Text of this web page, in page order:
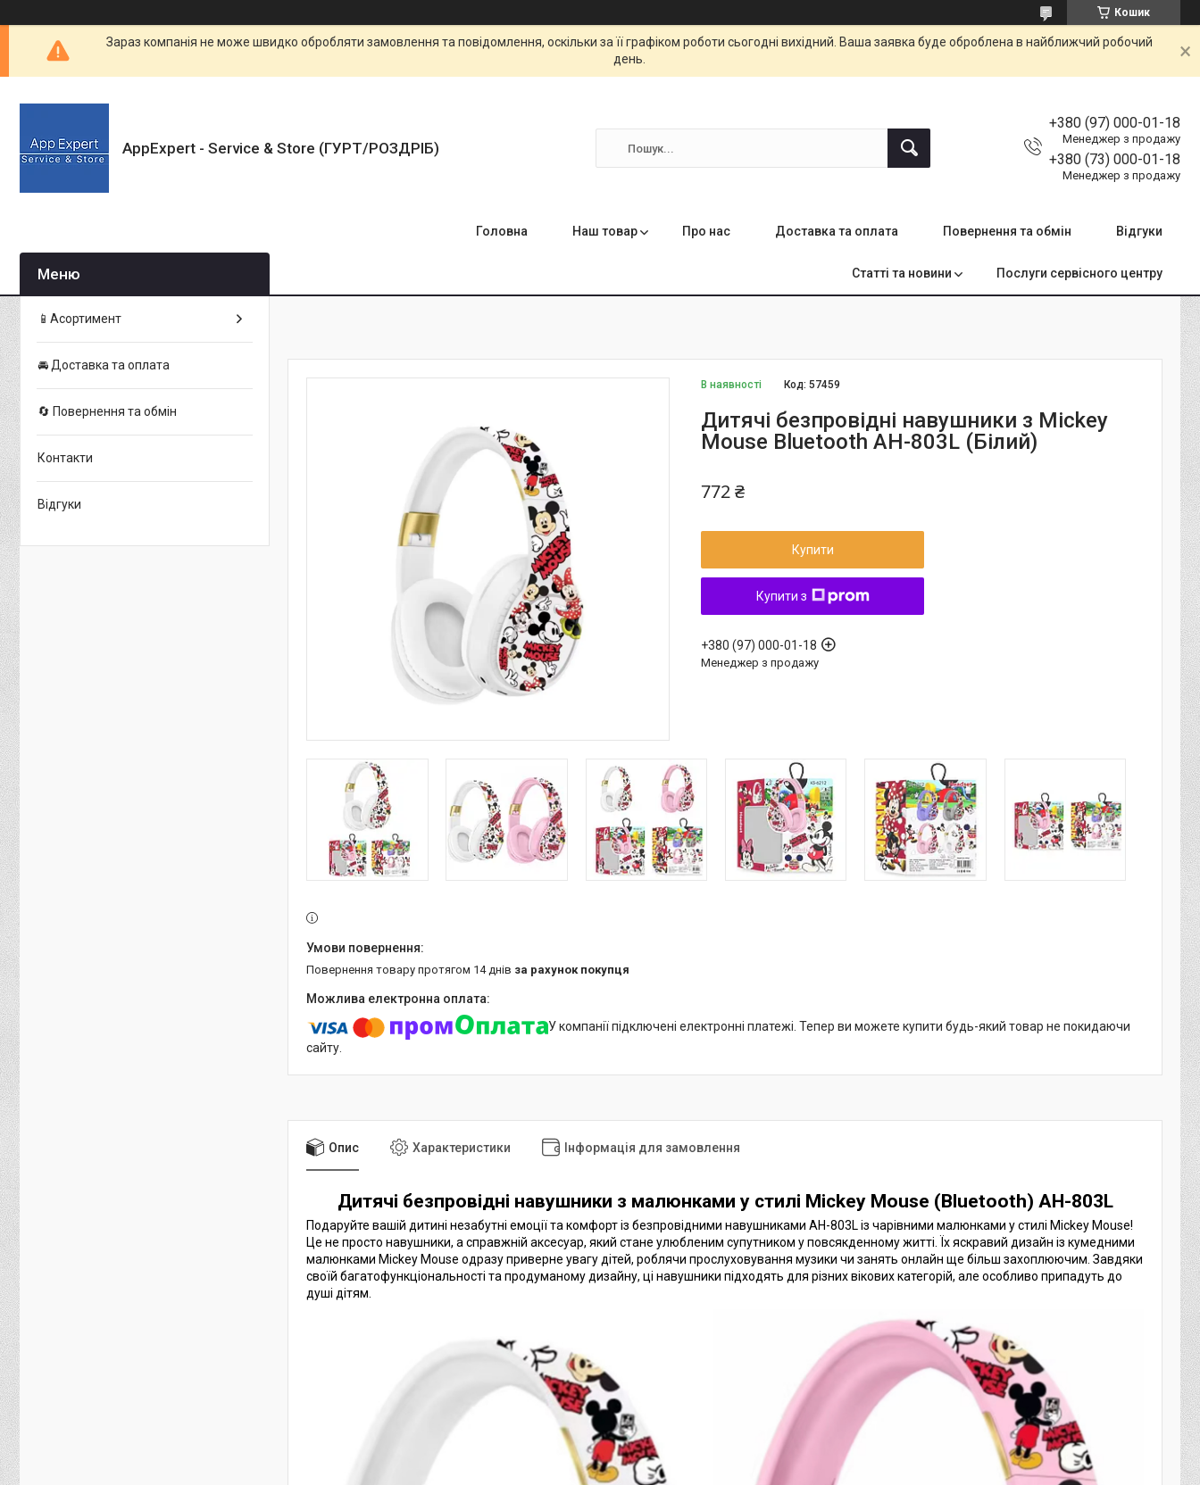
Кошик
Зараз компанія не може швидко обробляти замовлення та повідомлення, оскільки за її графіком роботи сьогодні вихідний. Ваша заявка буде оброблена в найближчий робочий
день.
AppExpert - Service & Store (ГУРТ/РОЗДРІБ)
+380 (97) 000-01-18
Менеджер з продажу
+380 (73) 000-01-18
Менеджер з продажу
Головна Наш товар Про нас Доставка та оплата Повернення та обмін Відгуки
Статті та новини Послуги сервісного центру
В наявності Код:57459
Дитячі безпровідні навушники з Mickey
Mouse Bluetooth AH-803L (Білий)
772 ₴
Купити
Купити з
+380 (97) 000-01-18
Менеджер з продажу
повернення товару протягом 14 днів за рахунок покупця
У компанії підключені електронні платежі. Тепер ви можете купити будь-який товар не покидаючи
сайту.
Опис Характеристики Інформація для замовлення
Дитячі безпровідні навушники з малюнками у стилі Mickey Mouse (Bluetooth) AH-803L
Подаруйте вашій дитині незабутні емоції та комфорт із безпровідними навушниками AH-803L із чарівними малюнками у стилі Mickey Mouse!
Це не просто навушники, а справжній аксесуар, який стане улюбленим супутником у повсякденному житті. Їх яскравий дизайн із кумедними
малюнками Mickey Mouse одразу приверне увагу дітей, роблячи прослуховування музики чи занять онлайн ще більш захоплюючим. Завдяки
своїй багатофункціональності та продуманому дизайну, ці навушники підходять для різних вікових категорій, але особливо припадуть до
душі дітям.
📱Асортимент
🚘 Доставка та оплата
🔄 Повернення та обмін
Контакти
Відгуки